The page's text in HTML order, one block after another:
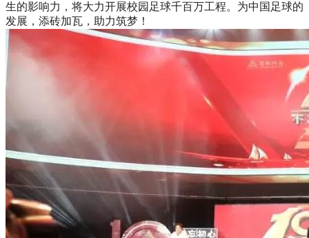
生的影响力，将大力开展校园足球千百万工程。为中国足球的
发展，添砖加瓦，助力筑梦！